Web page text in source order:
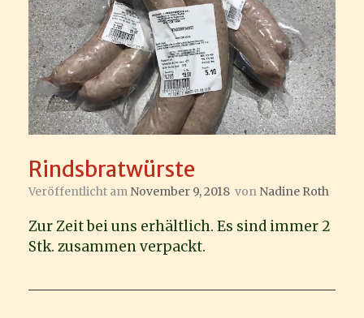
Rindsbratwürste
Veröffentlicht am November 9, 2018 von Nadine Roth
Zur Zeit bei uns erhältlich. Es sind immer 2
Stk. zusammen verpackt.